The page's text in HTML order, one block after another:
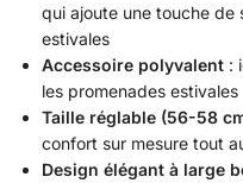
qui ajoute une touche de
estivales
Accessoire polyvalent :
les promenades estivales
Taille réglable (56-58
confort sur mesure tout
Design élégant à large